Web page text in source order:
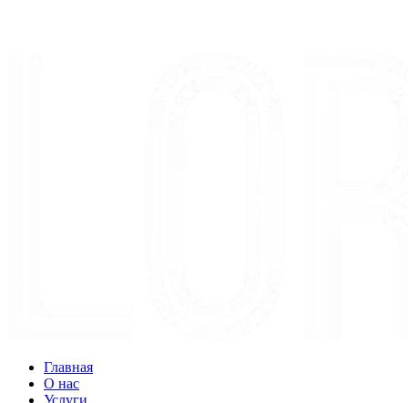
Главная
О нас
Услуги